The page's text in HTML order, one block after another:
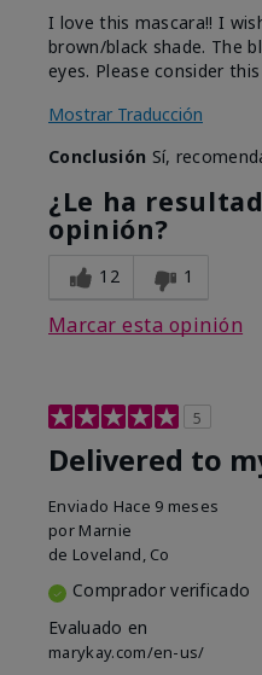
I love this mascara!! I
brown/black shade. The
eyes. Please consider
Mostrar Traducción
Conclusión Sí,
¿Le ha
opinión?
12 1
Marcar esta opinión
5
Delivered to
Enviado Hace 9 meses
por Marnie
de Loveland, Co
Comprador verificado
Evaluado en
marykay.com/en-us/